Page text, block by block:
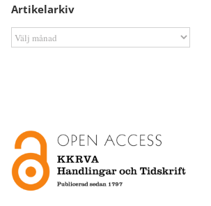
Artikelarkiv
Artikelarkiv